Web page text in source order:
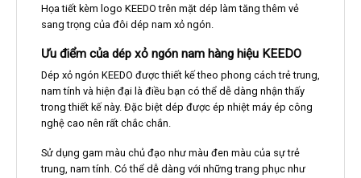
Họa tiết kèm logo KEEDO trên mặt dép làm tăng thêm vẻ
sang trọng của đôi dép nam xỏ ngón.
Ưu điểm của dép xỏ ngón nam hàng hiệu KEEDO
Dép xỏ ngón KEEDO được thiết kế theo phong cách trẻ trung,
nam tính và hiện đại là điều bạn có thể dễ dàng nhận thấy
trong thiết kế này. Đặc biệt dép được ép nhiệt máy ép công
nghệ cao nên rất chắc chắn.
Sử dụng gam màu chủ đạo như màu đen màu của sự trẻ
trung, nam tính. Có thể dễ dàng với những trang phục như